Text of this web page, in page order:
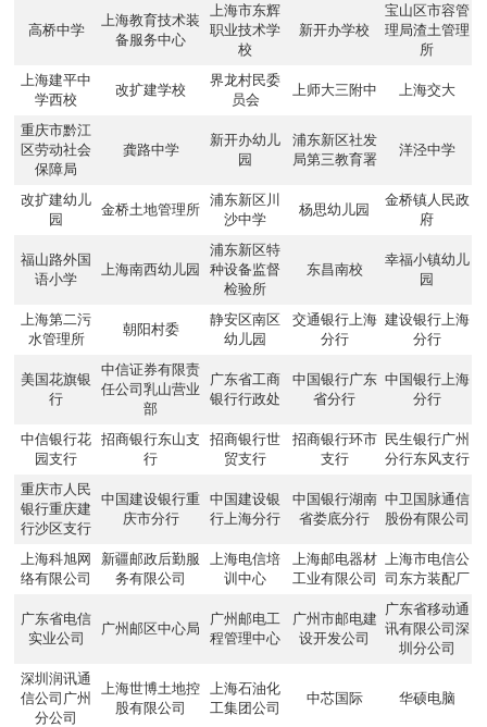
高桥中学
上海教育技术装
备服务中心
上海市东辉
职业技术学
校
新开办学校
宝山区市容管
理局渣土管理
所
上海建平中
学西校
改扩建学校
界龙村民委
员会
上师大三附中 上海交大
重庆市黔江
区劳动社会
保障局
龚路中学
新开办幼儿
园
浦东新区社发
局第三教育署
洋泾中学
改扩建幼儿
园
金桥土地管理所
浦东新区川
沙中学
杨思幼儿园
金桥镇人民政
府
福山路外国
语小学
上海南西幼儿园
浦东新区特
种设备监督
检验所
东昌南校
幸福小镇幼儿
园
上海第二污
水管理所
朝阳村委
静安区南区
幼儿园
交通银行上海
分行
建设银行上海
分行
美国花旗银
行
中信证券有限责
任公司乳山营业
部
广东省工商
银行行政处
中国银行广东
省分行
中国银行上海
分行
中信银行花
园支行
招商银行东山支
行
招商银行世
贸支行
招商银行环市
支行
民生银行广州
分行东风支行
重庆市人民
银行重庆建
行沙区支行
中国建设银行重
庆市分行
中国建设银
行上海分行
中国银行湖南
省娄底分行
中卫国脉通信
股份有限公司
上海科旭网
络有限公司
新疆邮政后勤服
务有限公司
上海电信培
训中心
上海邮电器材
工业有限公司
上海市电信公
司东方装配厂
广东省电信
实业公司
广州邮区中心局
广州邮电工
程管理中心
广州市邮电建
设开发公司
广东省移动通
讯有限公司深
圳分公司
深圳润讯通
信公司广州
分公司
上海世博土地控
股有限公司
上海石油化
工集团公司
中芯国际 华硕电脑